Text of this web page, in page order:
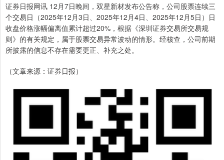
证券日报网讯 12月7日晚间，双星新材发布公告称，公司股票连续三
个交易日（2025年12月3日、2025年12月4日、2025年12月5日）日
收盘价格涨幅偏离值累计超过20%，根据《深圳证券交易所交易规
则》的有关规定，属于股票交易异常波动的情形。经核查，公司前期
所披露的信息不存在需要更正、补充之处。
（文章来源：证券日报）